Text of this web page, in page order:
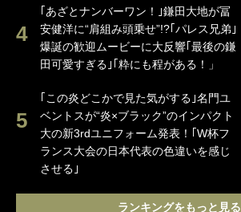
｢あざとナンバーワン！｣鎌田大地が冨
安健洋に“肩組み頭乗せ”!?｢パレス兄弟｣
爆誕の歓迎ムービーに大反響｢最後の鎌
田可愛すぎる｣｢粋にも程がある！」
｢この炎どこかで見た気がする｣名門ユ
ベントスが“炎×ブラック”のインパクト
大の新3rdユニフォーム発表！｢W杯フ
ランス大会の日本代表の色違いを感じ
させる｣
ランキングをもっと見る